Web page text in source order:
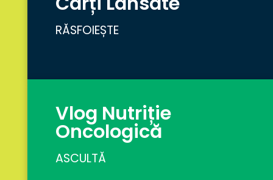
RĂSFOIEȘTE
Vlog Nutriție
Oncologică
ASCULTĂ